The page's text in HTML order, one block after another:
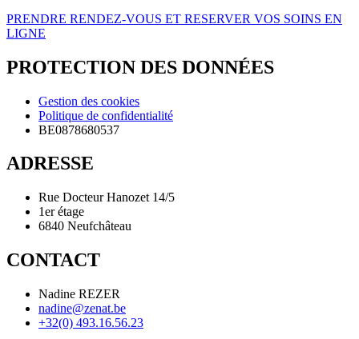
PRENDRE RENDEZ-VOUS ET RESERVER VOS SOINS EN
LIGNE
PROTECTION DES DONNÉES
Gestion des cookies
Politique de confidentialité
BE0878680537
ADRESSE
Rue Docteur Hanozet 14/5
1er étage
6840 Neufchâteau
CONTACT
Nadine REZER
nadine@zenat.be
+32(0) 493.16.56.23